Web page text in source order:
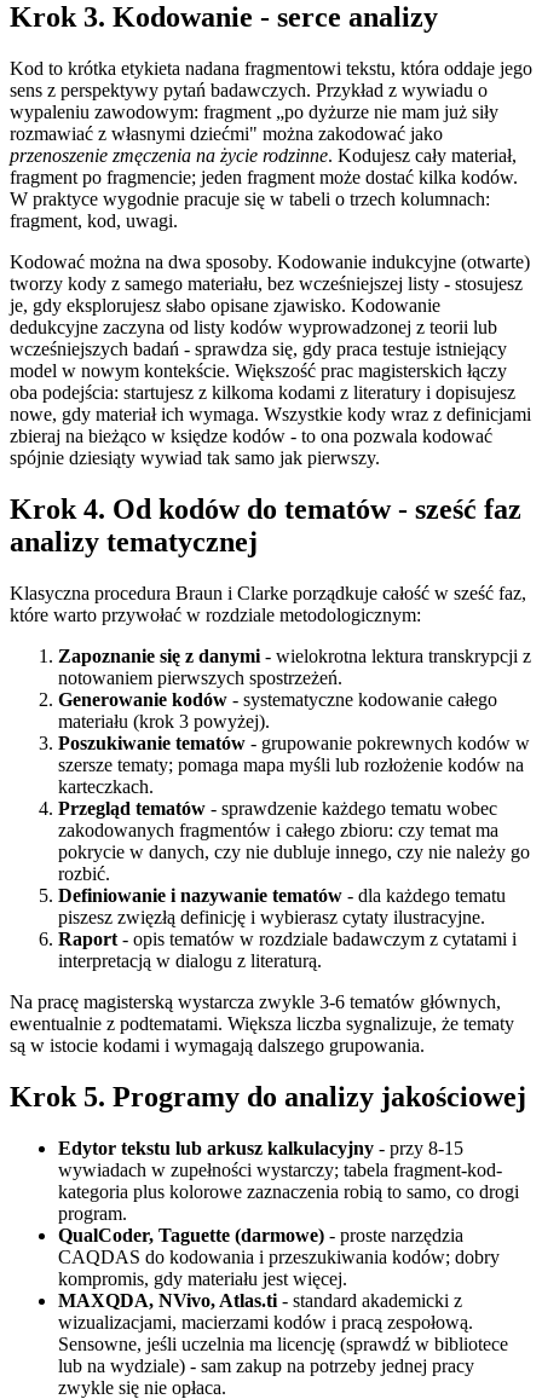
Krok 3. Kodowanie - serce analizy
Kod to krótka etykieta nadana fragmentowi tekstu, która oddaje jego
sens z perspektywy pytań badawczych. Przykład z wywiadu o
wypaleniu zawodowym: fragment „po dyżurze nie mam już siły
rozmawiać z własnymi dziećmi" można zakodować jako
przenoszenie zmęczenia na życie rodzinne. Kodujesz cały materiał,
fragment po fragmencie; jeden fragment może dostać kilka kodów.
W praktyce wygodnie pracuje się w tabeli o trzech kolumnach:
fragment, kod, uwagi.
Kodować można na dwa sposoby. Kodowanie indukcyjne (otwarte)
tworzy kody z samego materiału, bez wcześniejszej listy - stosujesz
je, gdy eksplorujesz słabo opisane zjawisko. Kodowanie
dedukcyjne zaczyna od listy kodów wyprowadzonej z teorii lub
wcześniejszych badań - sprawdza się, gdy praca testuje istniejący
model w nowym kontekście. Większość prac magisterskich łączy
oba podejścia: startujesz z kilkoma kodami z literatury i dopisujesz
nowe, gdy materiał ich wymaga. Wszystkie kody wraz z definicjami
zbieraj na bieżąco w księdze kodów - to ona pozwala kodować
spójnie dziesiąty wywiad tak samo jak pierwszy.
Krok 4. Od kodów do tematów - sześć faz
analizy tematycznej
Klasyczna procedura Braun i Clarke porządkuje całość w sześć faz,
które warto przywołać w rozdziale metodologicznym:
Zapoznanie się z danymi - wielokrotna lektura transkrypcji z
notowaniem pierwszych spostrzeżeń.
Generowanie kodów - systematyczne kodowanie całego
materiału (krok 3 powyżej).
Poszukiwanie tematów - grupowanie pokrewnych kodów w
szersze tematy; pomaga mapa myśli lub rozłożenie kodów na
karteczkach.
Przegląd tematów - sprawdzenie każdego tematu wobec
zakodowanych fragmentów i całego zbioru: czy temat ma
pokrycie w danych, czy nie dubluje innego, czy nie należy go
rozbić.
Definiowanie i nazywanie tematów - dla każdego tematu
piszesz zwięzłą definicję i wybierasz cytaty ilustracyjne.
Raport - opis tematów w rozdziale badawczym z cytatami i
interpretacją w dialogu z literaturą.
Na pracę magisterską wystarcza zwykle 3-6 tematów głównych,
ewentualnie z podtematami. Większa liczba sygnalizuje, że tematy
są w istocie kodami i wymagają dalszego grupowania.
Krok 5. Programy do analizy jakościowej
Edytor tekstu lub arkusz kalkulacyjny - przy 8-15
wywiadach w zupełności wystarczy; tabela fragment-kod-
kategoria plus kolorowe zaznaczenia robią to samo, co drogi
program.
QualCoder, Taguette (darmowe) - proste narzędzia
CAQDAS do kodowania i przeszukiwania kodów; dobry
kompromis, gdy materiału jest więcej.
MAXQDA, NVivo, Atlas.ti - standard akademicki z
wizualizacjami, macierzami kodów i pracą zespołową.
Sensowne, jeśli uczelnia ma licencję (sprawdź w bibliotece
lub na wydziale) - sam zakup na potrzeby jednej pracy
zwykle się nie opłaca.